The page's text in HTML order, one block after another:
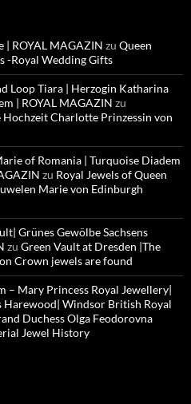
| ROYAL MAGAZIN zu Queen
-Royal Wedding Gifts
Loop Tiara | Herzogin Katharina
| ROYAL MAGAZIN zu
Charlotte Prinzessin von
of Romania | Turquoise Diadem
zu Royal Jewels of Queen
Marie von Edinburgh
Grünes Gewölbe Sachsens
zu Green Vault at Dresden |The
Crown jewels are found
– Mary Princess Royal Jewellery|
Harewood| Windsor British Royal
Duchess Olga Feodorovna
Jewel History